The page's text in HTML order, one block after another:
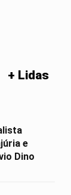
+ Lidas
e
Dino